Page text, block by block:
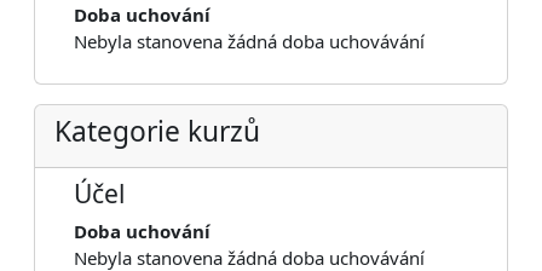
Doba uchování
Nebyla stanovena žádná doba uchovávání
Kategorie kurzů
Účel
Doba uchování
Nebyla stanovena žádná doba uchovávání